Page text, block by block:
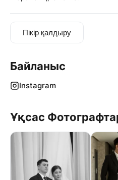
Пікір қалдыру
Байланыс
Instagram
Ұқсас